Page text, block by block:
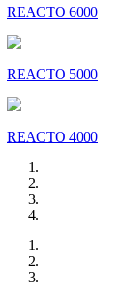
REACTO 6000
REACTO 5000
REACTO 4000